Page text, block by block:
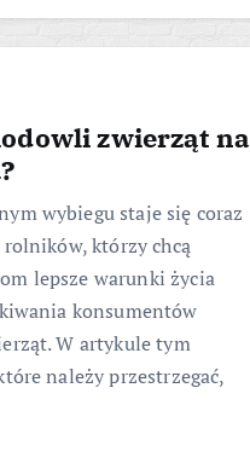
zwierząt na
wybiegu staje się coraz
którzy chcą
lepsze warunki życia
konsumentów
W artykule tym
należy przestrzegać,